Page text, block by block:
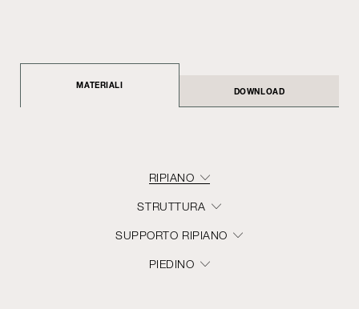
MATERIALI
DOWNLOAD
RIPIANO
STRUTTURA
SUPPORTO RIPIANO
PIEDINO